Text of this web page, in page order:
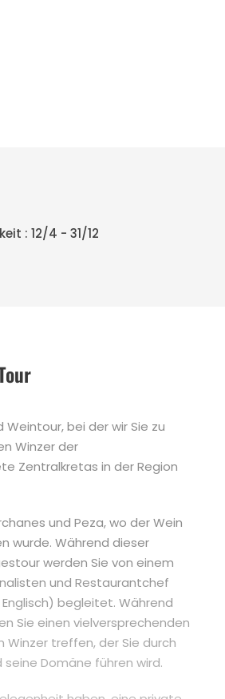
: 12/4 - 31/12
Weintour, bei der wir Sie zu
Winzer der
Zentralkretas in der Region
und Peza, wo der Wein
wurde. Während dieser
werden Sie von einem
und Restaurantchef
begleitet. Während
Sie einen vielversprechenden
Winzer treffen, der Sie durch
seine Domäne führen wird.